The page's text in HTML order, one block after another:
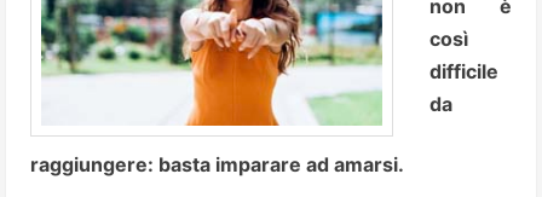
non è
così
difficile
da
raggiungere: basta imparare ad amarsi.